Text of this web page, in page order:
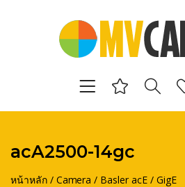
acA2500-14gc
หน้าหลัก/ Camera / Basler acE/ GigE